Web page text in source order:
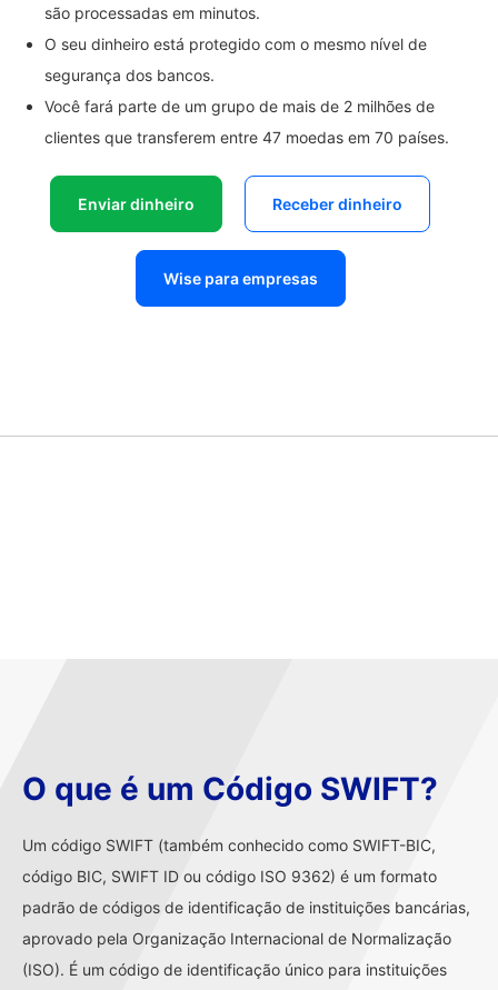
são processadas em minutos.
O seu dinheiro está protegido com o mesmo nível de
segurança dos bancos.
Você fará parte de um grupo de mais de 2 milhões de
clientes que transferem entre 47 moedas em 70 países.
Enviar dinheiro Receber dinheiro
Wise para empresas
O que é um Código SWIFT?
Um código SWIFT (também conhecido como SWIFT-BIC,
código BIC, SWIFT ID ou código ISO 9362) é um formato
padrão de códigos de identificação de instituições bancárias,
aprovado pela Organização Internacional de Normalização
(ISO). É um código de identificação único para instituições